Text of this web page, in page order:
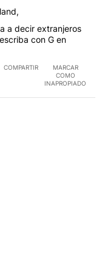
a decir extranjeros
con G en
COMPARTIR
MARCAR
COMO
INAPROPIADO